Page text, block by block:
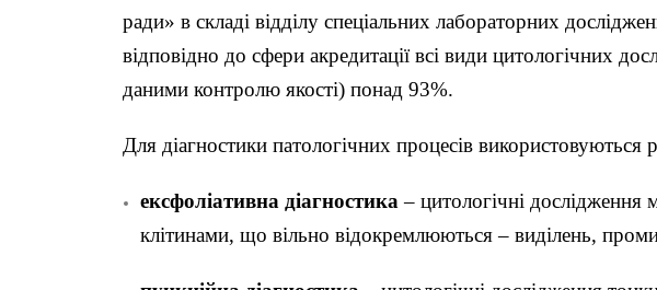
ради» в складі відділу спеціальних лабораторних
відповідно до сфери акредитації всі види цитологічних
даними контролю якості) понад 93%.
Для діагностики патологічних процесів використовуються
ексфоліативна діагностика – цитологічні дослідження
клітинами, що вільно відокремлюються – виділень,